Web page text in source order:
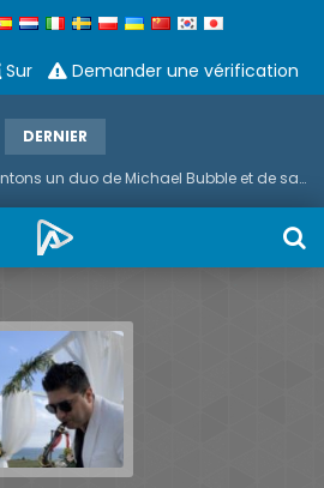
Sur Demander une vérification
DERNIER
Promo: Ce Noël, nous présentons un duo de Michael Bubble et de saxophone